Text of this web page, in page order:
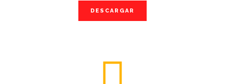
DESCARGAR